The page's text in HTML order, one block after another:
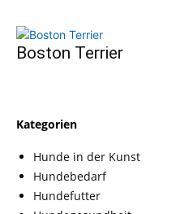
Boston Terrier
Kategorien
Hunde in der Kunst
Hundebedarf
Hundefutter